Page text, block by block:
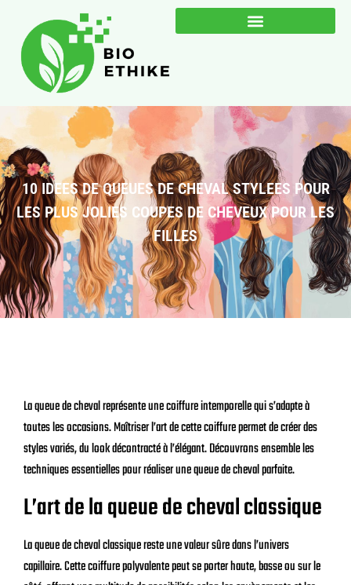
10 IDEES DE QUEUES DE CHEVAL STYLEES POUR
LES PLUS JOLIES COUPES DE CHEVEUX POUR LES
FILLES
La queue de cheval représente une coiffure intemporelle qui s’adapte à
toutes les occasions. Maîtriser l’art de cette coiffure permet de créer des
styles variés, du look décontracté à l’élégant. Découvrons ensemble les
techniques essentielles pour réaliser une queue de cheval parfaite.
L’art de la queue de cheval classique
La queue de cheval classique reste une valeur sûre dans l’univers
capillaire. Cette coiffure polyvalente peut se porter haute, basse ou sur le